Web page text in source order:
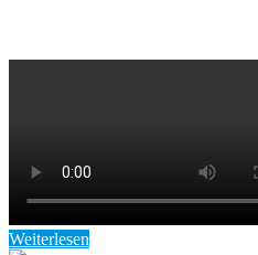
Weiterlesen